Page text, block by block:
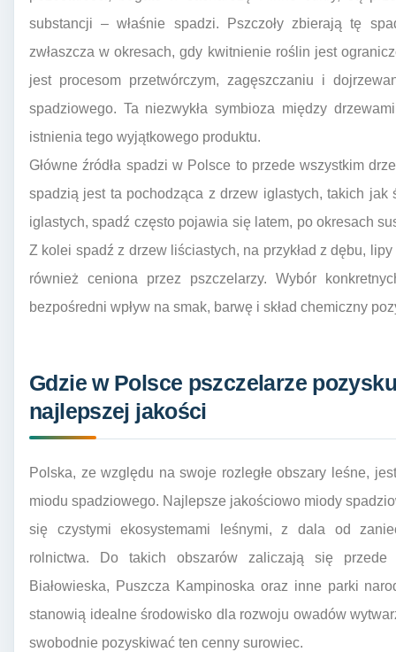
substancji – właśnie spadzi. Pszczoły zbierają tę
zwłaszcza w okresach, gdy kwitnienie roślin jest
jest procesom przetwórczym, zagęszczaniu i
spadziowego. Ta niezwykła symbioza między
istnienia tego wyjątkowego produktu.
Główne źródła spadzi w Polsce to przede wszystkim
spadzią jest ta pochodząca z drzew iglastych, takich jak
iglastych, spadź często pojawia się latem, po okresach
Z kolei spadź z drzew liściastych, na przykład z dębu,
również ceniona przez pszczelarzy. Wybór
bezpośredni wpływ na smak, barwę i skład chemiczny
Gdzie w Polsce pszczelarze
najlepszej jakości
Polska, ze względu na swoje rozległe obszary leśne,
miodu spadziowego. Najlepsze jakościowo miody
się czystymi ekosystemami leśnymi, z dala od
rolnictwa. Do takich obszarów zaliczają się przede
Białowieska, Puszcza Kampinoska oraz inne parki
stanowią idealne środowisko dla rozwoju owadów
swobodnie pozyskiwać ten cenny surowiec.